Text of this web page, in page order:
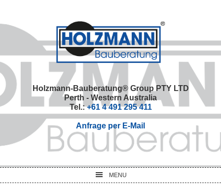
primary
primary
Holzmann-Bauberatung® Group PTY LTD
Perth - Western Australia
Tel.:+61 4 491 295 411
Anfrage per E-Mail
MENU